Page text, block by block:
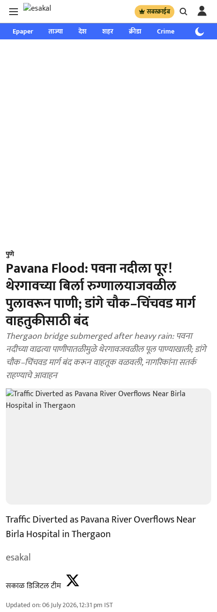
सबस्क्राईब
Epaper ताज्या देश शहर क्रीडा Crime साप्ताहिक
पुणे
Pavana Flood: पवना नदीला पूर!
थेरगावच्या बिर्ला रुग्णालयाजवळील
पुलावरून पाणी; डांगे चौक–चिंचवड मार्ग
वाहतुकीसाठी बंद
Thergaon bridge submerged after heavy rain: पवना
नदीच्या वाढत्या पाणीपातळीमुळे थेरगावजवळील पूल पाण्याखाली; डांगे
चौक–चिंचवड मार्ग बंद करून वाहतूक वळवली, नागरिकांना सतर्क
राहण्याचे आवाहन
Traffic Diverted as Pavana River Overflows Near
Birla Hospital in Thergaon
esakal
सकाळ डिजिटल टीम
Updated on:06 July 2026, 12:31 pm IST